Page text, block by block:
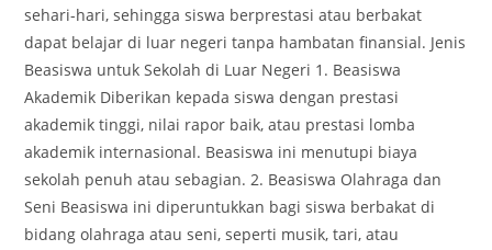
sehari-hari, sehingga siswa berprestasi atau berbakat
dapat belajar di luar negeri tanpa hambatan finansial. Jenis
Beasiswa untuk Sekolah di Luar Negeri 1. Beasiswa
Akademik Diberikan kepada siswa dengan prestasi
akademik tinggi, nilai rapor baik, atau prestasi lomba
akademik internasional. Beasiswa ini menutupi biaya
sekolah penuh atau sebagian. 2. Beasiswa Olahraga dan
Seni Beasiswa ini diperuntukkan bagi siswa berbakat di
bidang olahraga atau seni, seperti musik, tari, atau